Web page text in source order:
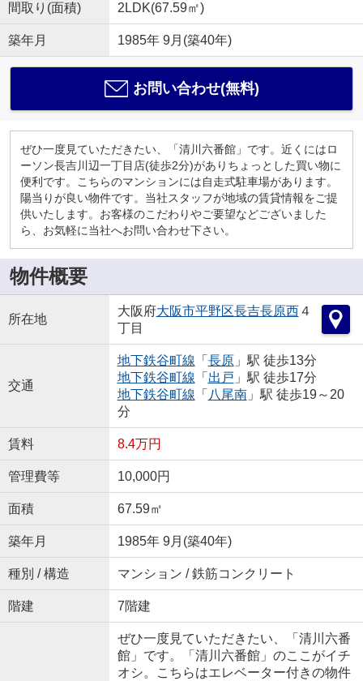
間取り(面積) 2LDK(67.59㎡)
築年月 1985年 9月(築40年)
お問い合わせ(無料)
ぜひ一度見ていただきたい、「清川六番館」です。近くにはロ
ーソン長吉川辺一丁目店(徒歩2分)がありちょっとした買い物に
便利です。こちらのマンションには自走式駐車場があります。
陽当りが良い物件です。当社スタッフが地域の賃貸情報をご提
供いたします。お客様のこだわりやご要望などございました
ら、お気軽に当社へお問い合わせ下さい。
物件概要
所在地
大阪府大阪市平野区長吉長原西４
丁目
交通
地下鉄谷町線 「 長原」駅 徒歩13分
地下鉄谷町線 「 出戸 」駅 徒歩17分
地下鉄谷町線 「 八尾南」駅 徒歩19～20
分
賃料 8.4万円
管理費等 10,000円
面積 67.59㎡
築年月 1985年 9月(築40年)
種別 / 構造 マンション / 鉄筋コンクリート
階建 7階建
ぜひ一度見ていただきたい、「清川六番
館」です。「清川六番館」のここがイチ
オシ。こちらはエレベーター付きの物件